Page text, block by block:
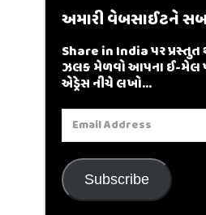
અમારી વેબસાઈટને
Share in India પર પ્રસ્તુત
ઝલક મેળવો આપના ઈ-મેલ
એડ્રેસ નીચે લખો...
Email
Address
Subscribe